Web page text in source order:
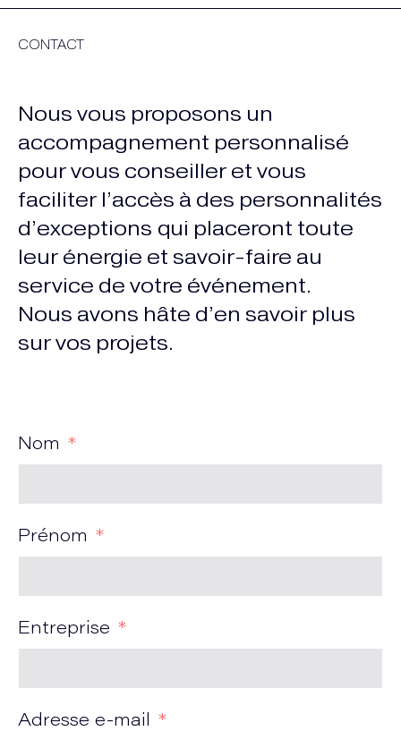
CONTACT
Nous vous proposons un
accompagnement personnalisé
pour vous conseiller et vous
faciliter l’accès à des personnalités
d’exceptions qui placeront toute
leur énergie et savoir-faire au
service de votre événement.
Nous avons hâte d’en savoir plus
sur vos projets.
Nom
Prénom
Entreprise
Adresse e-mail